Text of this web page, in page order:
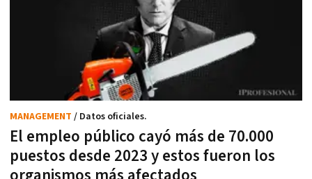
El empleo público cayó más de 70.000
puestos desde 2023 y estos fueron los
MANAGEMENT / Datos oficiales.